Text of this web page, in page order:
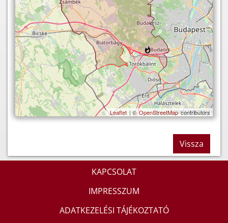
Leaflet | ©OpenStreetMapcontributors
Vissza
KAPCSOLAT
IMPRESSZUM
ADATKEZELÉSI TÁJÉKOZTATÓ